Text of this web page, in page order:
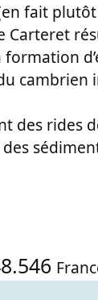
fait
des rides